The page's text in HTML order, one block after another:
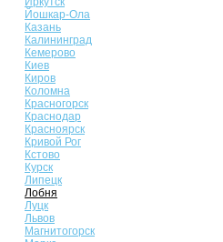
Йошкар-Ола
Казань
Калининград
Кемерово
Киев
Киров
Коломна
Красногорск
Краснодар
Красноярск
Кривой Рог
Кстово
Курск
Липецк
Лобня
Луцк
Львов
Магнитогорск